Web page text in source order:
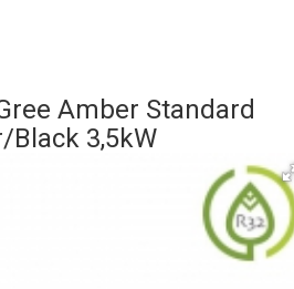
Amber Standard
Black 3,5kW